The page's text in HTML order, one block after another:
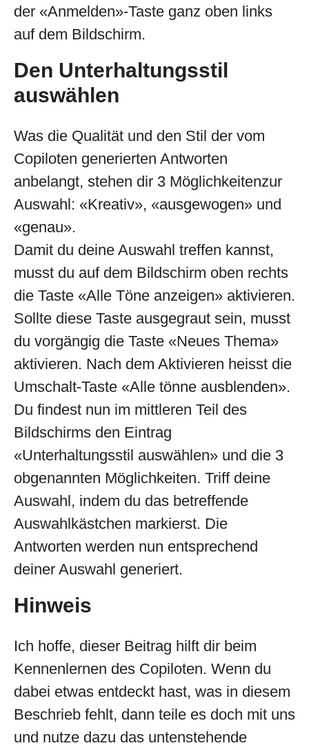
der «Anmelden»-Taste ganz oben links
auf dem Bildschirm.
Den Unterhaltungsstil
auswählen
Was die Qualität und den Stil der vom
Copiloten generierten Antworten
anbelangt, stehen dir 3 Möglichkeitenzur
Auswahl: «Kreativ», «ausgewogen» und
«genau».
Damit du deine Auswahl treffen kannst,
musst du auf dem Bildschirm oben rechts
die Taste «Alle Töne anzeigen» aktivieren.
Sollte diese Taste ausgegraut sein, musst
du vorgängig die Taste «Neues Thema»
aktivieren. Nach dem Aktivieren heisst die
Umschalt-Taste «Alle tönne ausblenden».
Du findest nun im mittleren Teil des
Bildschirms den Eintrag
«Unterhaltungsstil auswählen» und die 3
obgenannten Möglichkeiten. Triff deine
Auswahl, indem du das betreffende
Auswahlkästchen markierst. Die
Antworten werden nun entsprechend
deiner Auswahl generiert.
Hinweis
Ich hoffe, dieser Beitrag hilft dir beim
Kennenlernen des Copiloten. Wenn du
dabei etwas entdeckt hast, was in diesem
Beschrieb fehlt, dann teile es doch mit uns
und nutze dazu das untenstehende